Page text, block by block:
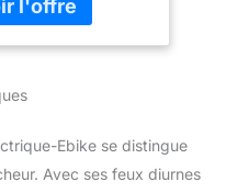
sans balais à
de 50 km en
en mode
Idéal pour les
Ebike se distingue
Avec ses feux diurnes